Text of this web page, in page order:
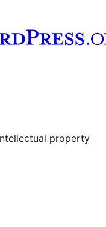
account
property